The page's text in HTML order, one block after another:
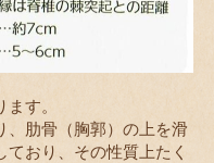
す。
、肋骨（胸郭）の上を滑
おり、その性質上たく